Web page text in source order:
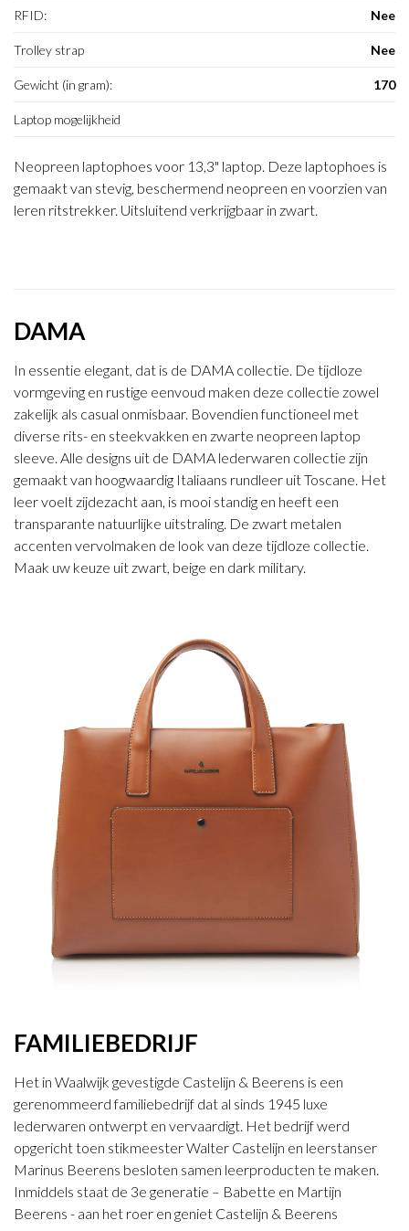
RFID: Nee
Trolley strap Nee
Gewicht (in gram): 170
Laptop mogelijkheid
Neopreen laptophoes voor 13,3" laptop. Deze laptophoes is
gemaakt van stevig, beschermend neopreen en voorzien van
leren ritstrekker. Uitsluitend verkrijgbaar in zwart.
DAMA
In essentie elegant, dat is de DAMA collectie. De tijdloze
vormgeving en rustige eenvoud maken deze collectie zowel
zakelijk als casual onmisbaar. Bovendien functioneel met
diverse rits- en steekvakken en zwarte neopreen laptop
sleeve. Alle designs uit de DAMA lederwaren collectie zijn
gemaakt van hoogwaardig Italiaans rundleer uit Toscane. Het
leer voelt zijdezacht aan, is mooi standig en heeft een
transparante natuurlijke uitstraling. De zwart metalen
accenten vervolmaken de look van deze tijdloze collectie.
Maak uw keuze uit zwart, beige en dark military.
FAMILIEBEDRIJF
Het in Waalwijk gevestigde Castelijn & Beerens is een
gerenommeerd familiebedrijf dat al sinds 1945 luxe
lederwaren ontwerpt en vervaardigt. Het bedrijf werd
opgericht toen stikmeester Walter Castelijn en leerstanser
Marinus Beerens besloten samen leerproducten te maken.
Inmiddels staat de 3e generatie – Babette en Martijn
Beerens - aan het roer en geniet Castelijn & Beerens